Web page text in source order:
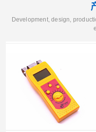
Development, design,